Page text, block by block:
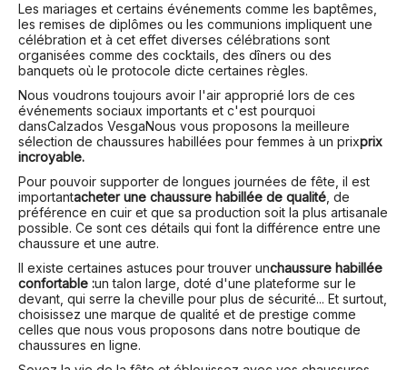
Les mariages et certains événements comme les baptêmes,
les remises de diplômes ou les communions impliquent une
célébration et à cet effet diverses célébrations sont
organisées comme des cocktails, des dîners ou des
banquets où le protocole dicte certaines règles.
Nous voudrons toujours avoir l'air approprié lors de ces
événements sociaux importants et c'est pourquoi
dansCalzados VesgaNous vous proposons la meilleure
sélection de chaussures habillées pour femmes à un prixprix
incroyable.
Pour pouvoir supporter de longues journées de fête, il est
importantacheter une chaussure habillée de qualité, de
préférence en cuir et que sa production soit la plus artisanale
possible. Ce sont ces détails qui font la différence entre une
chaussure et une autre.
Il existe certaines astuces pour trouver unchaussure habillée
confortable :un talon large, doté d'une plateforme sur le
devant, qui serre la cheville pour plus de sécurité... Et surtout,
choisissez une marque de qualité et de prestige comme
celles que nous vous proposons dans notre boutique de
chaussures en ligne.